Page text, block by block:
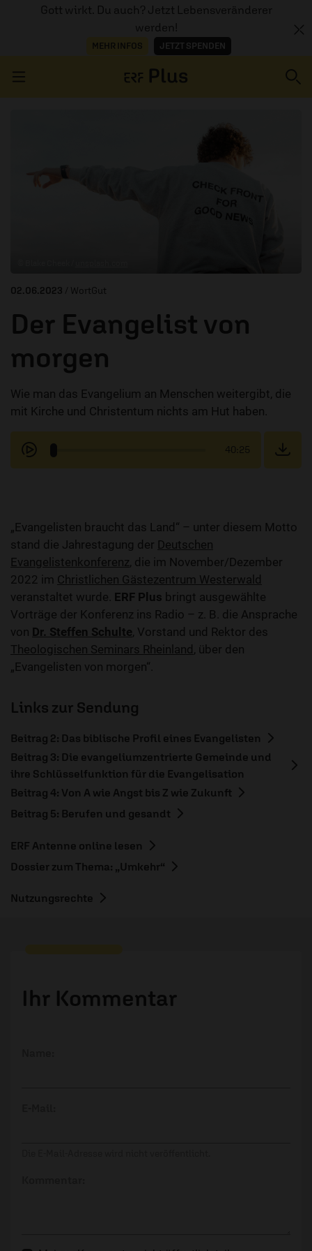
Gott wirkt. Du auch? Jetzt Lebensveränderer
werden!
MEHR INFOS JETZT SPENDEN
02.06.2023 / WortGut
Der Evangelist von
morgen
Wie man das Evangelium an Menschen weitergibt, die
mit Kirche und Christentum nichts am Hut haben.
40:25
„Evangelisten braucht das Land“ – unter diesem Motto
stand die Jahrestagung der Deutschen
Evangelistenkonferenz, die im November/Dezember
2022 im Christlichen Gästezentrum Westerwald
veranstaltet wurde. ERF Plus bringt ausgewählte
Vorträge der Konferenz ins Radio – z. B. die Ansprache
von Dr. Steffen Schulte, Vorstand und Rektor des
Theologischen Seminars Rheinland , über den
„Evangelisten von morgen“.
Links zur Sendung
Beitrag 2: Das biblische Profil eines Evangelisten
Beitrag 3: Die evangeliumzentrierte Gemeinde und
ihre Schlüsselfunktion für die Evangelisation
Beitrag 4: Von A wie Angst bis Z wie Zukunft
Beitrag 5: Berufen und gesandt
ERF Antenne online lesen
Dossier zum Thema: „Umkehr“
Nutzungsrechte
Ihr Kommentar